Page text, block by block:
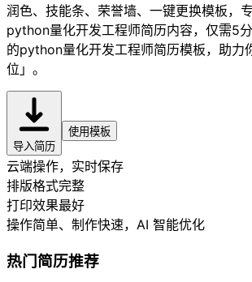
润色、技能条、荣誉墙、一键更换模板，
python量化开发工程师简历内容，仅需5
的python量化开发工程师简历模板，助力
位」。
导入简历
使用模板
云端操作，实时保存
排版格式完整
打印效果最好
操作简单、制作快速，AI 智能优化
热门简历推荐